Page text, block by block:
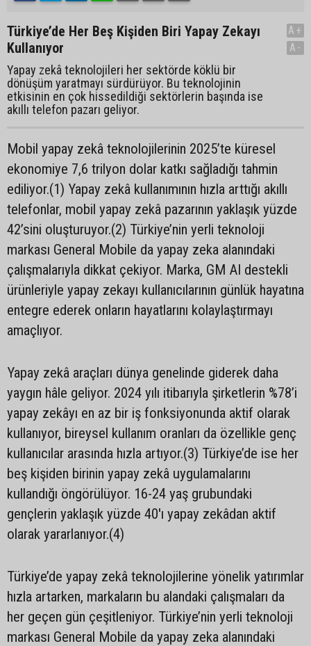
Türkiye’de Her Beş Kişiden Biri Yapay Zekayı
Kullanıyor
Yapay zekâ teknolojileri her sektörde köklü bir
dönüşüm yaratmayı sürdürüyor. Bu teknolojinin
etkisinin en çok hissedildiği sektörlerin başında ise
akıllı telefon pazarı geliyor.
A+
A-
Mobil yapay zekâ teknolojilerinin 2025’te küresel
ekonomiye 7,6 trilyon dolar katkı sağladığı tahmin
ediliyor.(1) Yapay zekâ kullanımının hızla arttığı akıllı
telefonlar, mobil yapay zekâ pazarının yaklaşık yüzde
42’sini oluşturuyor.(2) Türkiye’nin yerli teknoloji
markası General Mobile da yapay zeka alanındaki
çalışmalarıyla dikkat çekiyor. Marka, GM AI destekli
ürünleriyle yapay zekayı kullanıcılarının günlük hayatına
entegre ederek onların hayatlarını kolaylaştırmayı
amaçlıyor.
Yapay zekâ araçları dünya genelinde giderek daha
yaygın hâle geliyor. 2024 yılı itibarıyla şirketlerin %78’i
yapay zekâyı en az bir iş fonksiyonunda aktif olarak
kullanıyor, bireysel kullanım oranları da özellikle genç
kullanıcılar arasında hızla artıyor.(3) Türkiye’de ise her
beş kişiden birinin yapay zekâ uygulamalarını
kullandığı öngörülüyor. 16-24 yaş grubundaki
gençlerin yaklaşık yüzde 40'ı yapay zekâdan aktif
olarak yararlanıyor.(4)
Türkiye’de yapay zekâ teknolojilerine yönelik yatırımlar
hızla artarken, markaların bu alandaki çalışmaları da
her geçen gün çeşitleniyor. Türkiye’nin yerli teknoloji
markası General Mobile da yapay zeka alanındaki